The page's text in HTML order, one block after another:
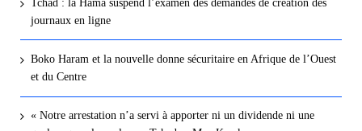
Tchad : la Hama suspend l’examen des demandes de création des
journaux en ligne
Boko Haram et la nouvelle donne sécuritaire en Afrique de l’Ouest
et du Centre
« Notre arrestation n’a servi à apporter ni un dividende ni une